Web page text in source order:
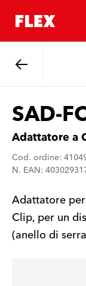
SAD-
Adattatore a
Cod. ordine:
N. EAN:
Adattatore
Clip, per un
(anello di